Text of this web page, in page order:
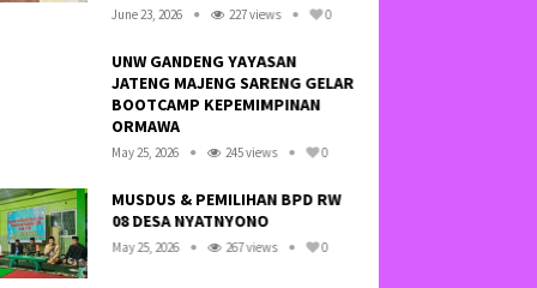
June 23, 2026 227 views 0
UNW GANDENG YAYASAN
JATENG MAJENG SARENG GELAR
BOOTCAMP KEPEMIMPINAN
ORMAWA
May 25, 2026 245 views 0
MUSDUS & PEMILIHAN BPD RW
08 DESA NYATNYONO
May 25, 2026 267 views 0